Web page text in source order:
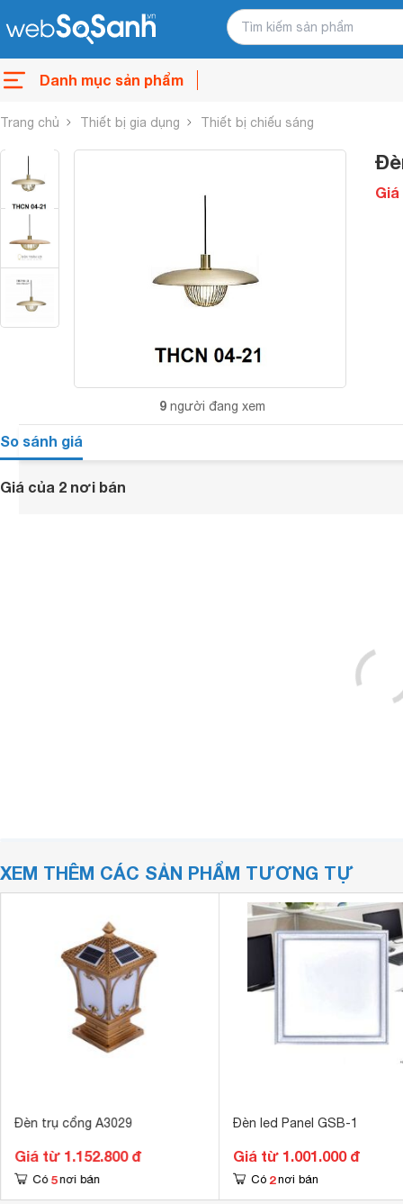
Danh mục sản phẩm
Trang chủ Thiết bị gia dụng Thiết bị chiếu sáng
9 người đang xem
Giá
So sánh giá
Giá của 2 nơi bán
XEM THÊM CÁC SẢN PHẨM TƯƠNG TỰ
Đèn trụ cổng A3029
Giá từ 1.152.800 đ
Có 5 nơi bán
Đèn led Panel GSB-1
Giá từ 1.001.000 đ
Có 2 nơi bán